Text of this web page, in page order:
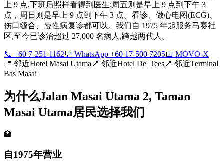
上 9 点,下班后照样看得到医生;周五则是早上 9 点到下午 3
点，周日则是早上 9 点到下午 3 点。看诊、做心电图(ECG)、
伤口缝合、慢性病复诊都可以。我们自 1975 年起服务马赛社
区,至今已诊治超过 27,000 名病人,跨越两代人。
📞 +60 7-251 1162💬 WhatsApp +60 17-500 7205📅 MOVO-X
📍 邻近Hotel Masai Utama 📍 邻近Hotel De' Tees 📍 邻近Terminal
Bas Masai
为什么Jalan Masai Utama 2, Taman
Masai Utama居民选择我们
🏥
自1975年营业